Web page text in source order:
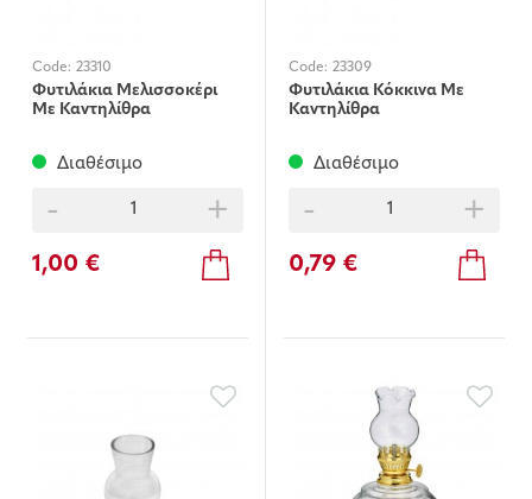
Code: 23310
Φυτιλάκια Μελισσοκέρι
Με Καντηλίθρα
Διαθέσιμο
- +
1,00 €
Code: 23309
Φυτιλάκια Κόκκινα Με
Καντηλίθρα
Διαθέσιμο
- +
0,79 €